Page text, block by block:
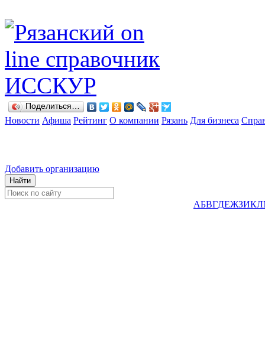
Поделиться…
Новости Афиша Рейтинг О компании Рязань Для бизнеса
Добавить организацию
АБВГДЕЖЗИКЛ